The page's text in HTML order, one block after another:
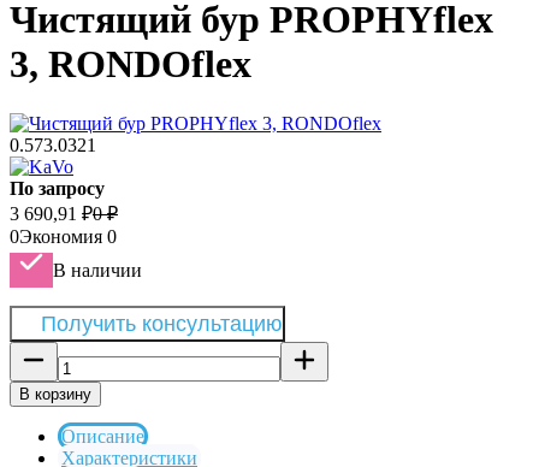
Чистящий бур PROPHYflex
3, RONDOflex
0.573.0321
По запросу
3 690,91 ₽0 ₽
0Экономия 0
В наличии
Получить консультацию
В корзину
Описание
Характеристики